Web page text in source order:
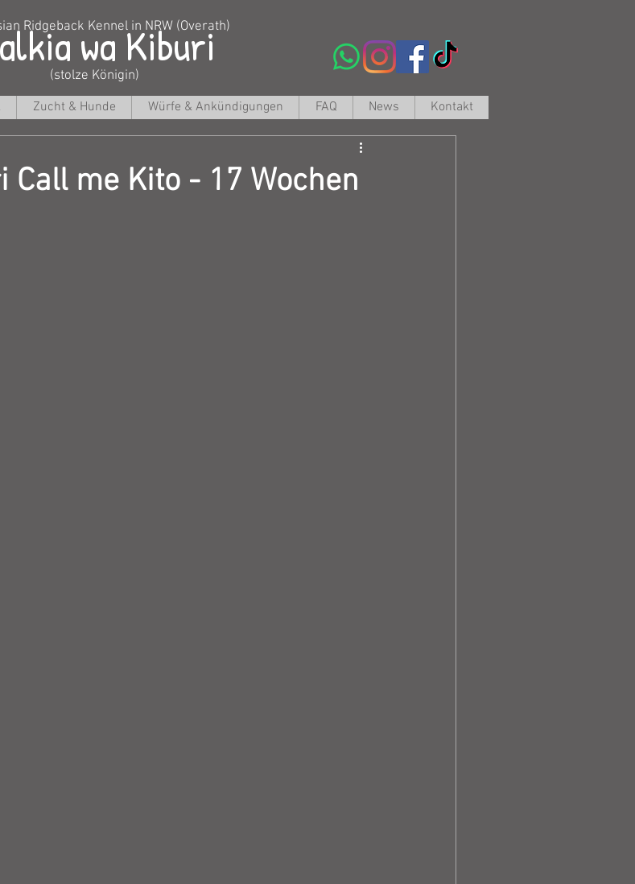
Ridgeback Kennel in NRW (Overath)
wa Kiburi
(stolze Königin)
Zucht & Hunde Würfe & Ankündigungen FAQ News Kontakt
me Kito - 17 Wochen